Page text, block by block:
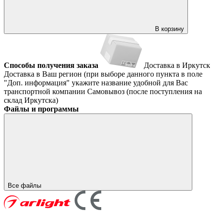
В корзину
Способы получения заказа
Доставка в Иркутск
Доставка в Ваш регион (при выборе данного пункта в поле
"Доп. информация" укажите название удобной для Вас
транспортной компании Самовывоз (после поступления на
склад Иркутска)
Файлы и программы
Все файлы